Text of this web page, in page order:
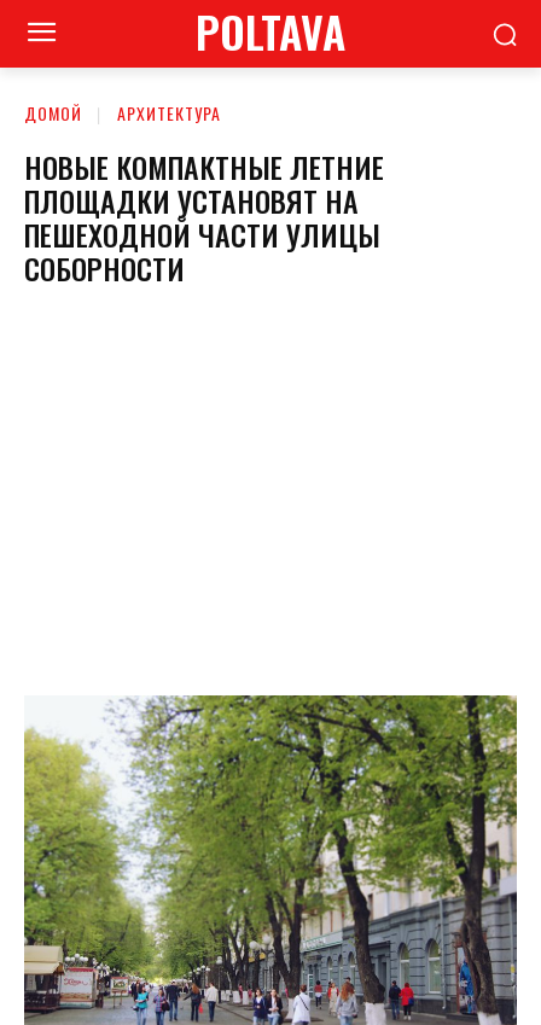
POLTAVA
ДОМОЙ АРХИТЕКТУРА
НОВЫЕ КОМПАКТНЫЕ ЛЕТНИЕ
ПЛОЩАДКИ УСТАНОВЯТ НА
ПЕШЕХОДНОЙ ЧАСТИ УЛИЦЫ
СОБОРНОСТИ